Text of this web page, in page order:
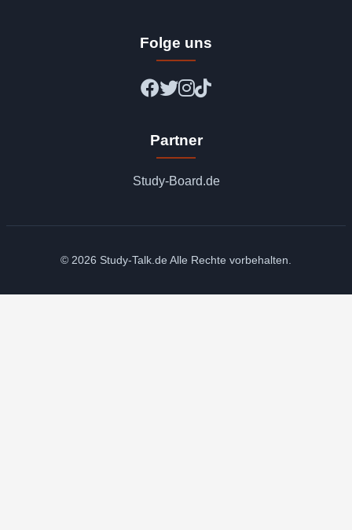
Folge uns
Partner
Study-Board.de
© 2026 Study-Talk.de Alle Rechte vorbehalten.